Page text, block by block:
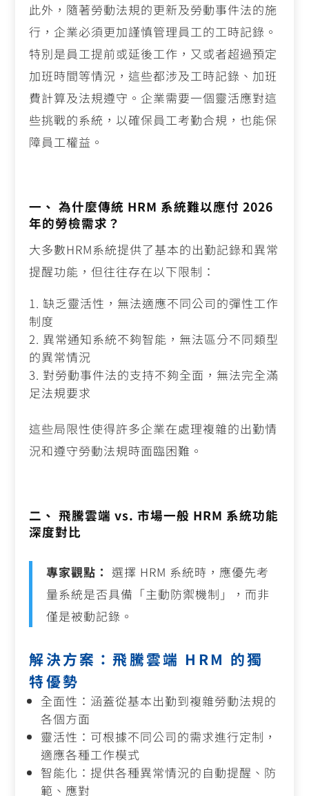
此外，隨著勞動法規的更新及勞動事件法的施
行，企業必須更加謹慎管理員工的工時記錄。
特別是員工提前或延後工作，又或者超過預定
加班時間等情況，這些都涉及工時記錄、加班
費計算及法規遵守。企業需要一個靈活應對這
些挑戰的系統，以確保員工考勤合規，也能保
障員工權益。
一、 為什麼傳統 HRM 系統難以應付 2026
年的勞檢需求？
大多數HRM系統提供了基本的出勤記錄和異常
提醒功能，但往往存在以下限制：
缺乏靈活性，無法適應不同公司的彈性工作
制度
異常通知系統不夠智能，無法區分不同類型
的異常情況
對勞動事件法的支持不夠全面，無法完全滿
足法規要求
這些局限性使得許多企業在處理複雜的出勤情
況和遵守勞動法規時面臨困難。
二、 飛騰雲端 vs. 市場一般 HRM 系統功能
深度對比
專家觀點： 選擇 HRM 系統時，應優先考
量系統是否具備「主動防禦機制」，而非
僅是被動記錄。
解決方案：飛騰雲端 HRM 的獨
特優勢
全面性：涵蓋從基本出勤到複雜勞動法規的
各個方面
靈活性：可根據不同公司的需求進行定制，
適應各種工作模式
智能化：提供各種異常情況的自動提醒、防
範、應對